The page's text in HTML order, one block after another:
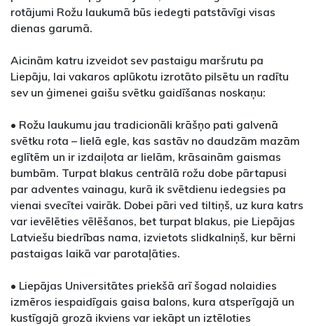
rotājumi Rožu laukumā būs iedegti patstāvīgi visas
dienas garumā.
Aicinām katru izveidot sev pastaigu maršrutu pa
Liepāju, lai vakaros aplūkotu izrotāto pilsētu un radītu
sev un ģimenei gaišu svētku gaidīšanas noskaņu:
• Rožu laukumu jau tradicionāli krāšņo pati galvenā
svētku rota – lielā egle, kas sastāv no daudzām mazām
eglītēm un ir izdaiļota ar lielām, krāsainām gaismas
bumbām. Turpat blakus centrālā rožu dobe pārtapusi
par adventes vainagu, kurā ik svētdienu iedegsies pa
vienai svecītei vairāk. Dobei pāri ved tiltiņš, uz kura katrs
var ievēlēties vēlēšanos, bet turpat blakus, pie Liepājas
Latviešu biedrības nama, izvietots slidkalniņš, kur bērni
pastaigas laikā var parotaļāties.
• Liepājas Universitātes priekšā arī šogad nolaidies
izmēros iespaidīgais gaisa balons, kura atsperīgajā un
kustīgajā grozā ikviens var iekāpt un iztēloties